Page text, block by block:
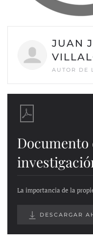
JUAN
AUTOR DE
Documento
La importancia de la
DESCARGAR